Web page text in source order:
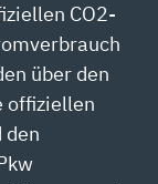
CO2-
über den
offiziellen
den